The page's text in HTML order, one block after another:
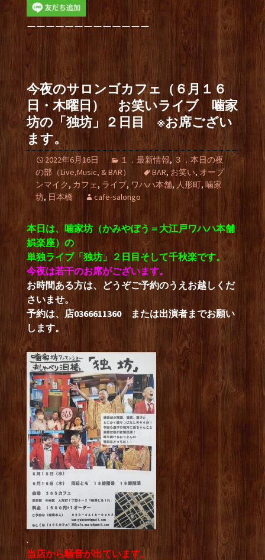
ーーーーーーーーーーーーー
今夜のサロンゴカフェ（６月１６
日・木曜日） お笑いライブ 噛家
坊の「独坊」２日目 ※お席ござい
ます。
2022年6月16日 １．最新情報, ３．本日の夜
の部（Live,Music, & BAR）
BAR, お笑い, オープ
ンマイク, カフェ, ライブ, ワハハ本舗, 人形町, 噛家
坊, 日本橋 cafe-salongo
本日は、噛家坊（かみやぼう＝大江戸ワハハ本舗
娯楽座）の
単独ライブ「独坊」２日目そして千秋楽です。
今夜は若干のお席がございます。
お時間ある方は、どうぞご予約のうえお越しくだ
さいませ。
予約は、店0366611360 または出演者までお願い
します。
.
当店から騒音が出ています。